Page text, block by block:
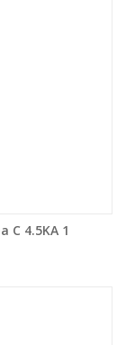
C 4.5KA 1